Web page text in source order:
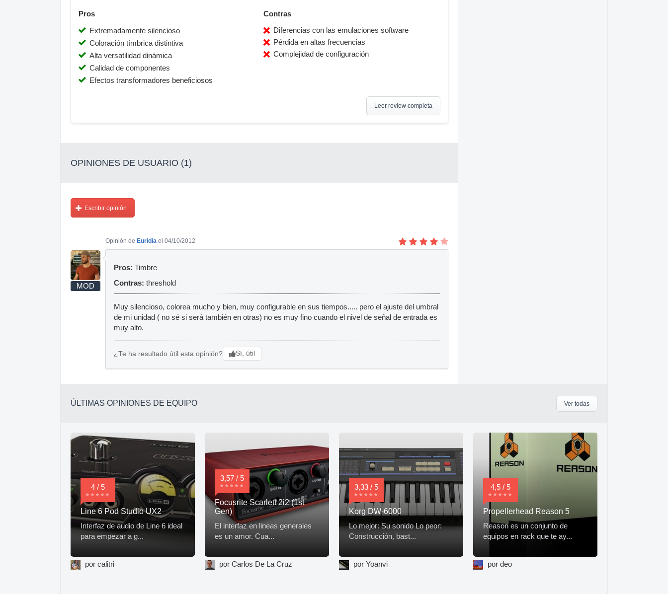
Pros
Extremadamente silencioso
Coloración tímbrica distintiva
Alta versatilidad dinámica
Calidad de componentes
Efectos transformadores beneficiosos
Contras
Diferencias con las emulaciones software
Pérdida en altas frecuencias
Complejidad de configuración
Leer review completa
OPINIONES DE USUARIO (1)
Escribir opinión
MOD
Opinión de Euridia el 04/10/2012
Pros: Timbre
Contras: threshold
Muy silencioso, colorea mucho y bien, muy configurable en sus tiempos..... pero el ajuste del umbral
de mi unidad ( no sé si será también en otras) no es muy fino cuando el nivel de señal de entrada es
muy alto.
¿Te ha resultado útil esta opinión? Sí, útil
ÚLTIMAS OPINIONES DE EQUIPO Ver todas
4 / 5
Line 6 Pod Studio UX2
Interfaz de audio de Line 6 ideal
para empezar a g...
por calitri
3,57 / 5
Focusrite Scarlett 2i2 (1st
Gen)
El interfaz en lineas generales
es un amor. Cua...
por Carlos De La Cruz
3,33 / 5
Korg DW-6000
Lo mejor: Su sonido Lo peor:
Construcción, bast...
por Yoanvi
4,5 / 5
Propellerhead Reason 5
Reason es un conjunto de
equipos en rack que te ay...
por deo